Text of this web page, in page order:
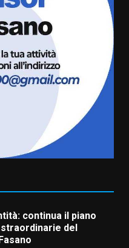
17:30
azione nelle
11:03
a colpi di arma
18:13
continua il piano
del